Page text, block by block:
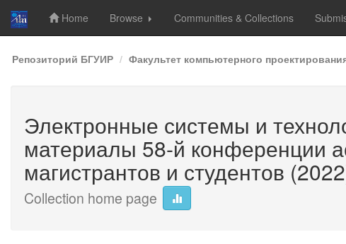
Skip
navigation
Home Browse Communities & Collections
Репозиторий БГУИР Факультет компьютерного
Электронные системы и
материалы 58-й конференции
магистрантов и студентов
Collection home page